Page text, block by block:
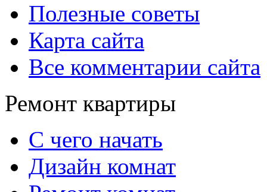
Полезные советы
Карта сайта
Все комментарии сайта
Ремонт квартиры
С чего начать
Дизайн комнат